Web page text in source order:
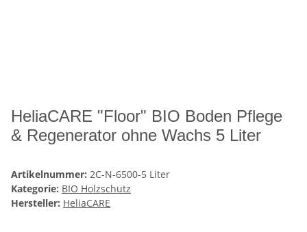
HeliaCARE "Floor" BIO Boden Pflege
& Regenerator ohne Wachs 5 Liter
Artikelnummer: 2C-N-6500-5 Liter
Kategorie: BIO Holzschutz
Hersteller: HeliaCARE